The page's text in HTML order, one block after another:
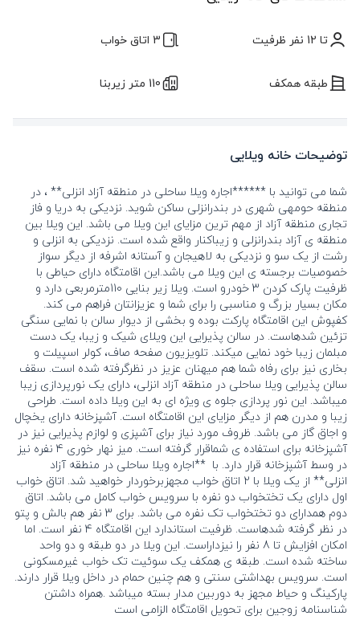
تا 12 نفر ظرفیت 3 اتاق خواب
طبقه همکف 110 متر زیربنا
توضیحات خانه ویلایی
شما می توانید با ******اجاره ویلا ساحلی در منطقه آزاد انزلی** ، در
منطقه حومهی شهری در بندرانزلی ساکن شوید. نزدیکی به دریا و فاز
تجاری منطقه آزاد از مهم ترین مزایای این ویلا می باشد. این ویلا بین
منطقه ی آزاد بندرانزلی و زیباکنار واقع شده است. نزدیکی به انزلی و
رشت از یک سو و نزدیکی به لاهیجان و آستانه اشرفه از دیگر سواز
خصوصیات برجسته ی این ویلا می باشد.این اقامتگاه دارای حیاطی با
ظرفیت پارک کردن 3 خودرو است. ویلا زیر بنایی 110مترمربعی دارد و
مکان بسیار بزرگ و مناسبی را برای شما و عزیزانتان فراهم می کند.
کفپوش این اقامتگاه پارکت بوده و بخشی از دیوار سالن با نمایی سنگی
تزئین شدهاست. در سالن پذیرایی این ویلای شیک و زیبا، یک دست
مبلمان زیبا خود نمایی میکند. تلویزیون صفحه صاف، کولر اسپیلت و
بخاری نیز برای رفاه شما هم میهنان عزیز در نظرگرفته شده است. سقف
سالن پذیرایی ویلا ساحلی در منطقه آزاد انزلی، دارای یک نورپردازی زیبا
میباشد. این نور پردازی جلوه ی ویژه ای به این ویلا داده است. طراحی
زیبا و مدرن هم از دیگر مزایای این اقامتگاه است. آشپزخانه دارای یخچال
و اجاق گاز می باشد. ظروف مورد نیاز برای آشپزی و لوازم پذیرایی نیز در
آشپزخانه برای استفاده ی شماقرار گرفته است. میز نهار خوری 4 نفره نیز
در وسط آشپزخانه قرار دارد. با **اجاره ویلا ساحلی در منطقه آزاد
انزلی** از یک ویلا با 2 اتاق خواب مجهزبرخوردار خواهید شد. اتاق خواب
اول دارای یک تختخواب دو نفره با سرویس خواب کامل می باشد. اتاق
دوم همدارای دو تختخواب تک نفره می باشد. برای 3 نفر هم بالش و پتو
در نظر گرفته شدهاست. ظرفیت استاندارد این اقامتگاه 4 نفر است. اما
امکان افزایش تا 8 نفر را نیزداراست. این ویلا در دو طبقه و دو واحد
ساخته شده است. طبقه ی همکف یک سوئیت تک خواب غیرمسکونی
است. سرویس بهداشتی سنتی و هم چنین حمام در داخل ویلا قرار دارند.
پارکینگ و حیاط مجهز به دوربین مدار بسته میباشد .همراه داشتن
شناسنامه زوجین برای تحویل اقامتگاه الزامی است